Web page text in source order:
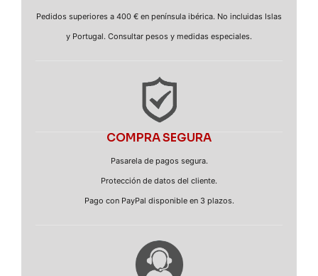
Pedidos superiores a 400 € en península ibérica. No incluidas Islas
y Portugal. Consultar pesos y medidas especiales.
COMPRA SEGURA
Pasarela de pagos segura.
Protección de datos del cliente.
Pago con PayPal disponible en 3 plazos.